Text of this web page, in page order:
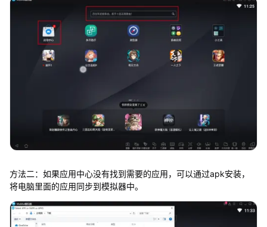
方法二：如果应用中心没有找到需要的应用，可以通过apk安装，
将电脑里面的应用同步到模拟器中。